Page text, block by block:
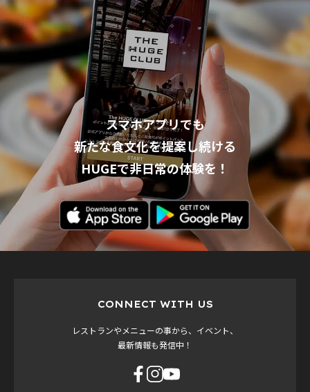
スマホアプリでも
新たな食文化を提案し続ける
HUGEで非日常の体験を！
CONNECT WITH US
レストランやメニューの事から、イベント、
最新情報も発信中！